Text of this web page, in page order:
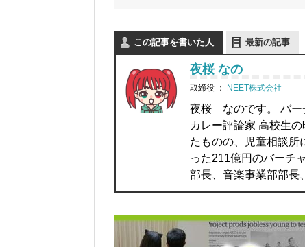
この記事を書いた人 最新の記事
夜桜 なの
取締役 ： NEET株式会社
夜桜 なのです。 バー
カレー評論家 高校生
たものの、児童相談所
った211億円のバーチ
部長、音楽事業部部長